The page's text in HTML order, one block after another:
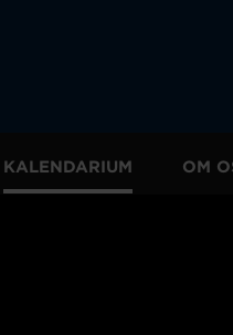
KALENDARIUM OM